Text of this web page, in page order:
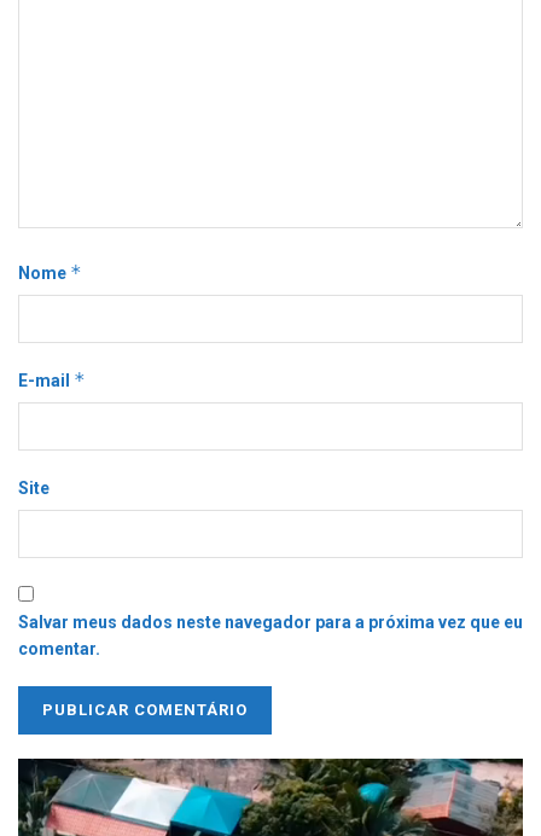
Nome *
E-mail *
Site
Salvar meus dados neste navegador para a próxima vez que eu
comentar.
Tocador
de
vídeo